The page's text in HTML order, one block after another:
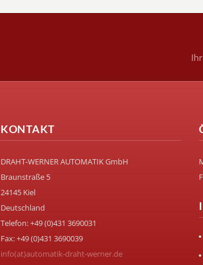
KONTAKT
DRAHT-WERNER AUTOMATIK GmbH
Braunstraße 5
24145 Kiel
Deutschland
Telefon: +49 (0)431 3690031
Fax: +49 (0)431 3690039
info(at)automatik-draht-werner.de